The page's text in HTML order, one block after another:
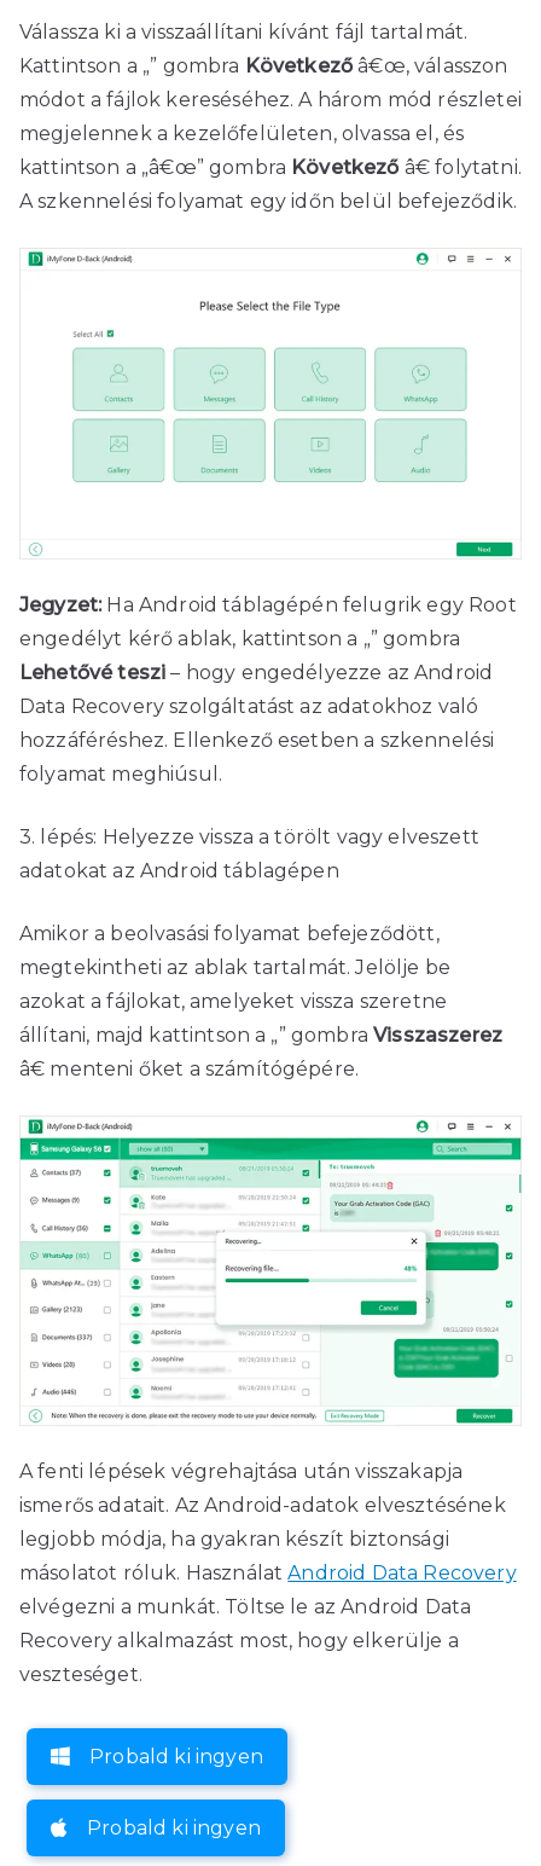
Válassza ki a visszaállítani kívánt fájl tartalmát.
Kattintson a „” gombra Következő â€œ, válasszon
módot a fájlok kereséséhez. A három mód részletei
megjelennek a kezelőfelületen, olvassa el, és
kattintson a „â€œ” gombra Következő â€ folytatni.
A szkennelési folyamat egy időn belül befejeződik.
Jegyzet:Ha Android táblagépén felugrik egy Root
engedélyt kérő ablak, kattintson a „” gombra
Lehetővé teszi – hogy engedélyezze az Android
Data Recovery szolgáltatást az adatokhoz való
hozzáféréshez. Ellenkező esetben a szkennelési
folyamat meghiúsul.
3. lépés: Helyezze vissza a törölt vagy elveszett
adatokat az Android táblagépen
Amikor a beolvasási folyamat befejeződött,
megtekintheti az ablak tartalmát. Jelölje be
azokat a fájlokat, amelyeket vissza szeretne
állítani, majd kattintson a „” gombraVisszaszerez
â€ menteni őket a számítógépére.
A fenti lépések végrehajtása után visszakapja
ismerős adatait. Az Android-adatok elvesztésének
legjobb módja, ha gyakran készít biztonsági
másolatot róluk. HasználatAndroid Data Recovery
elvégezni a munkát. Töltse le az Android Data
Recovery alkalmazást most, hogy elkerülje a
veszteséget.
Probald ki ingyen
Probald ki ingyen